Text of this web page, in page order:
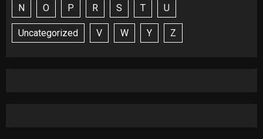
N O P R S T U
Uncategorized V W Y Z